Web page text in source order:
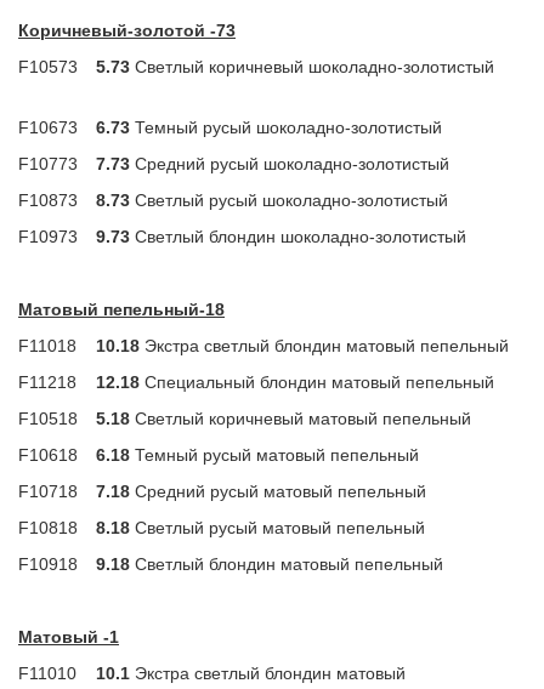
Коричневый-золотой -73
F10573
5.73 Светлый коричневый шоколадно-золотистый
F10673 6.73 Темный русый шоколадно-золотистый
F10773
7.73 Средний русый шоколадно-золотистый
F10873
8.73 Светлый русый шоколадно-золотистый
F10973
9.73 Светлый блондин шоколадно-золотистый
Матовый пепельный-18
F11018
10.18 Экстра светлый блондин матовый пепельный
F11218
12.18 Специальный блондин матовый пепельный
F10518
5.18 Светлый коричневый матовый пепельный
F10618
6.18 Темный русый матовый пепельный
F10718
7.18 Средний русый матовый пепельный
F10818
8.18 Светлый русый матовый пепельный
F10918
9.18 Светлый блондин матовый пепельный
Матовый -1
F11010
10.1 Экстра светлый блондин матовый